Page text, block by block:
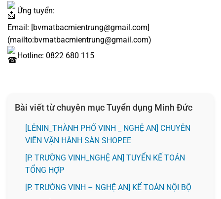
Ứng tuyển:
Email: [bvmatbacmientrung@gmail.com]
(mailto:bvmatbacmientrung@gmail.com)
Hotline: 0822 680 115
Bài viết từ chuyên mục Tuyển dụng Minh Đức
️[LÊNIN_THÀNH PHỐ VINH _ NGHỆ AN] CHUYÊN
VIÊN VẬN HÀNH SÀN SHOPEE
[P. TRƯỜNG VINH_NGHỆ AN] TUYỂN KẾ TOÁN
TỔNG HỢP
[P. TRƯỜNG VINH – NGHỆ AN] KẾ TOÁN NỘI BỘ